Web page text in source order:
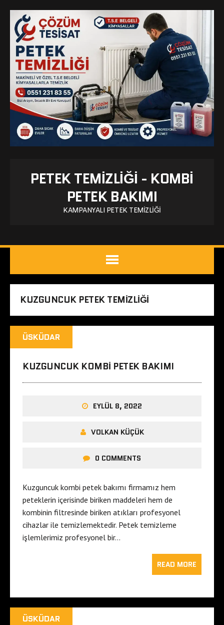
PETEK TEMIZLIĞI - KOMBI
PETEK BAKIMI
KAMPANYALI PETEK TEMIZLIĞI
KUZGUNCUK PETEK TEMIZLIĞI
ÜSKÜDAR
KUZGUNCUK KOMBI PETEK BAKIMI
EYLÜL 8, 2022
VOLKAN KÜÇÜK
0 COMMENTS
Kuzguncuk kombi petek bakımı firmamız hem
peteklerin içerisinde biriken maddeleri hem de
kombinin filtresinde biriken atıkları profesyonel
cihazlar ile temizlemektedir. Petek temizleme
işlemlerimiz profesyonel bir…
READ MORE
ÜSKÜDAR